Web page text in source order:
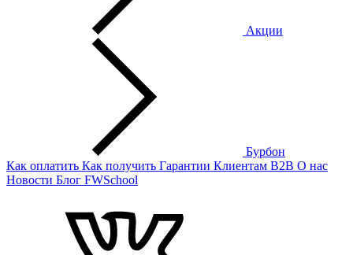
Акции
Бурбон
Как оплатить Как получить Гарантии Клиентам B2B О нас
Новости Блог FWSchool